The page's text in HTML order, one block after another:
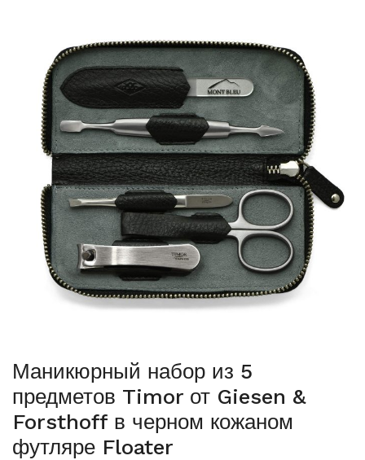
Маникюрный набор из 5
предметов Timor от Giesen &
Forsthoff в черном кожаном
футляре Floater